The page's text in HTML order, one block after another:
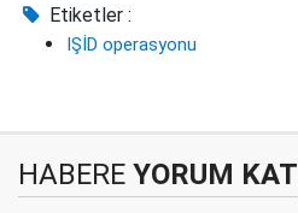
Etiketler :
IŞİD operasyonu
HABERE YORUM KAT